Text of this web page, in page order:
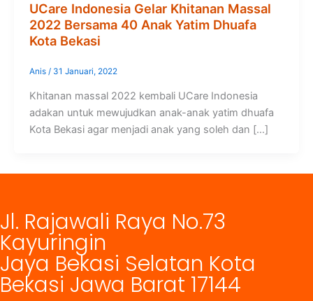
UCare Indonesia Gelar Khitanan Massal
2022 Bersama 40 Anak Yatim Dhuafa
Kota Bekasi
Anis / 31 Januari, 2022
Khitanan massal 2022 kembali UCare Indonesia
adakan untuk mewujudkan anak-anak yatim dhuafa
Kota Bekasi agar menjadi anak yang soleh dan […]
Jl. Rajawali Raya No.73
Kayuringin
Jaya Bekasi Selatan Kota
Bekasi Jawa Barat 17144